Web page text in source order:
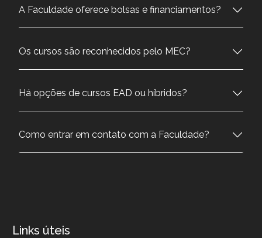
A Faculdade oferece bolsas e financiamentos?
Os cursos são reconhecidos pelo MEC?
Há opções de cursos EAD ou híbridos?
Como entrar em contato com a Faculdade?
Links úteis